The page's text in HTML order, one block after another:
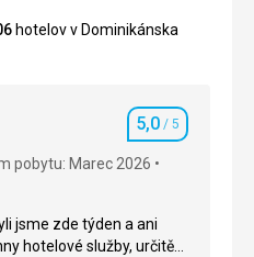
hotelov v Dominikánska
Hodnotenie
5,0 / 5
pobytu: Marec 2026
jsme zde týden a ani
hotelové služby, určitě